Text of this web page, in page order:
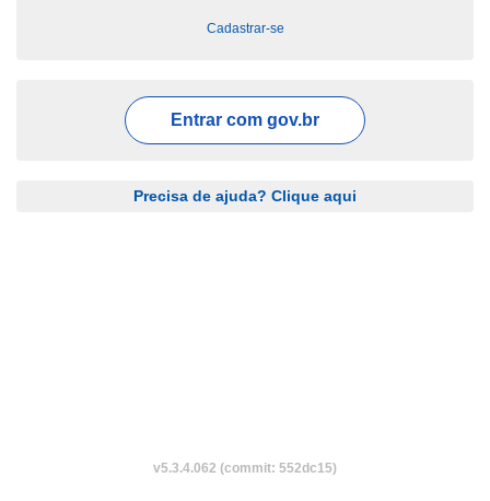
Cadastrar-se
Entrar com gov.br
Precisa de ajuda? Clique aqui
v5.3.4.062 (commit: 552dc15)